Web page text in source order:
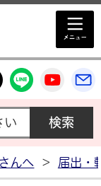
市公式
高萩市公式X
高萩市
高
んへ > 届出・